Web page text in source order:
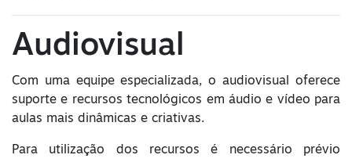
Audiovisual
Com uma equipe especializada, o audiovisual oferece
suporte e recursos tecnológicos em áudio e vídeo para
aulas mais dinâmicas e criativas.
Para utilização dos recursos é necessário prévio